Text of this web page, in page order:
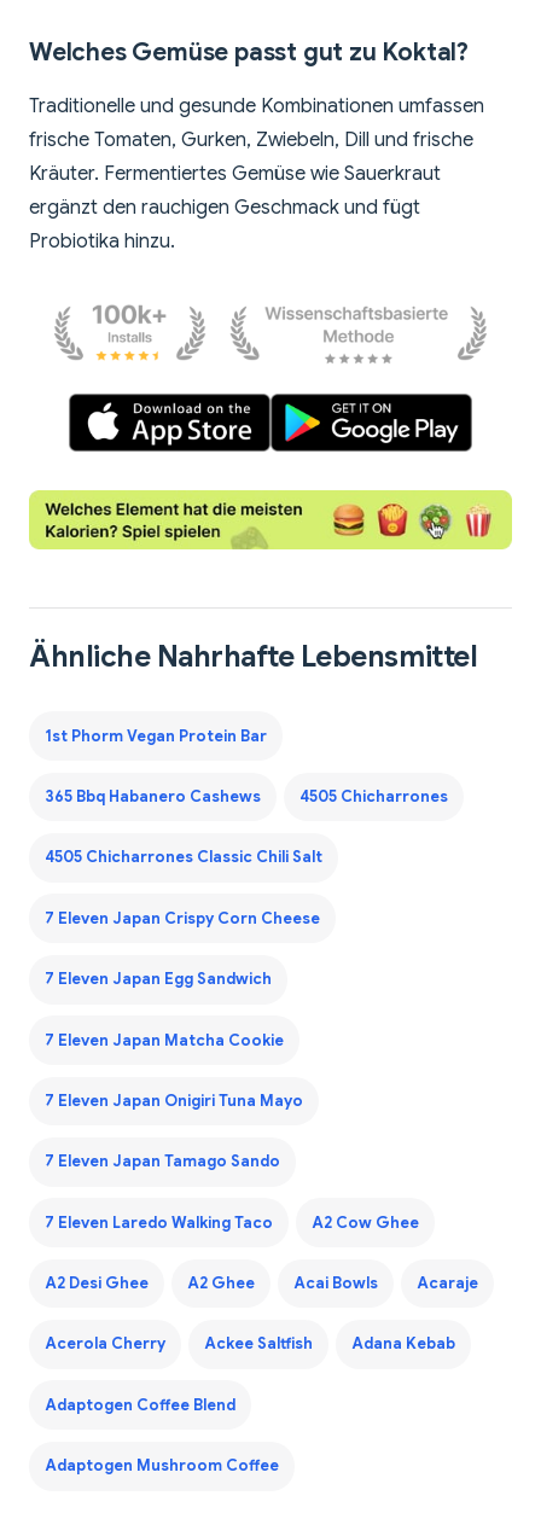
Welches Gemüse passt gut zu Koktal?
Traditionelle und gesunde Kombinationen umfassen
frische Tomaten, Gurken, Zwiebeln, Dill und frische
Kräuter. Fermentiertes Gemüse wie Sauerkraut
ergänzt den rauchigen Geschmack und fügt
Probiotika hinzu.
Ähnliche Nahrhafte Lebensmittel
1st Phorm Vegan Protein Bar
365 Bbq Habanero Cashews 4505 Chicharrones
4505 Chicharrones Classic Chili Salt
7 Eleven Japan Crispy Corn Cheese
7 Eleven Japan Egg Sandwich
7 Eleven Japan Matcha Cookie
7 Eleven Japan Onigiri Tuna Mayo
7 Eleven Japan Tamago Sando
7 Eleven Laredo Walking Taco A2 Cow Ghee
A2 Desi Ghee A2 Ghee Acai Bowls Acaraje
Acerola Cherry Ackee Saltfish Adana Kebab
Adaptogen Coffee Blend
Adaptogen Mushroom Coffee